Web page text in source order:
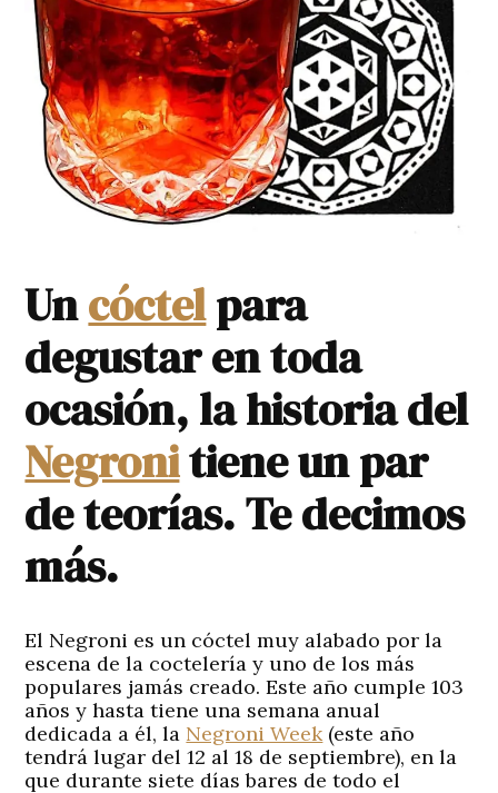
Uncóctelpara
degustar en toda
ocasión, la historia del
Negronitiene un par
de teorías. Te decimos
más.
El Negroni es un cóctel muy alabado por la
escena de la coctelería y uno de los más
populares jamás creado. Este año cumple 103
años y hasta tiene una semana anual
dedicada a él, la Negroni Week(este año
tendrá lugar del 12 al 18 de septiembre), en la
que durante siete días bares de todo el